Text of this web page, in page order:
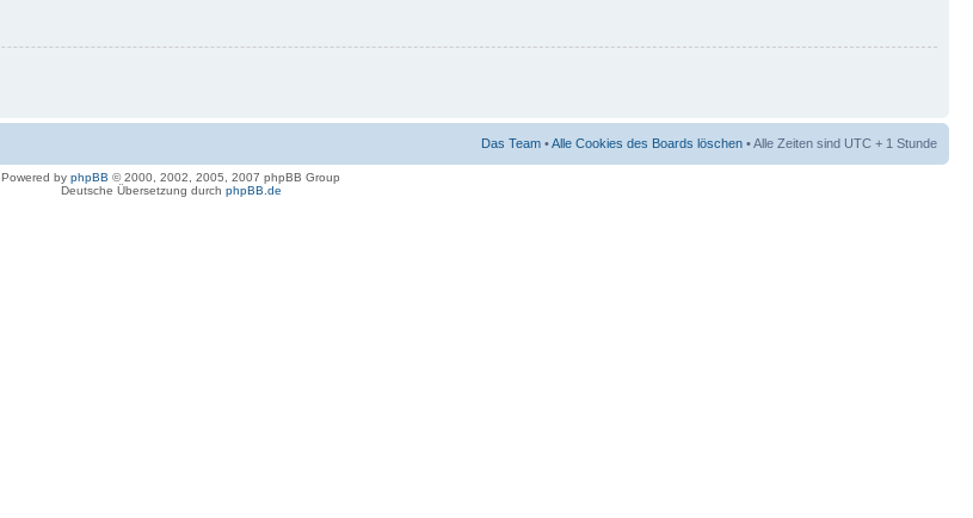
Das Team •Alle Cookies des Boards löschen • Alle Zeiten sind UTC + 1 Stunde
Powered by phpBB © 2000, 2002, 2005, 2007 phpBB Group
Deutsche Übersetzung durch phpBB.de